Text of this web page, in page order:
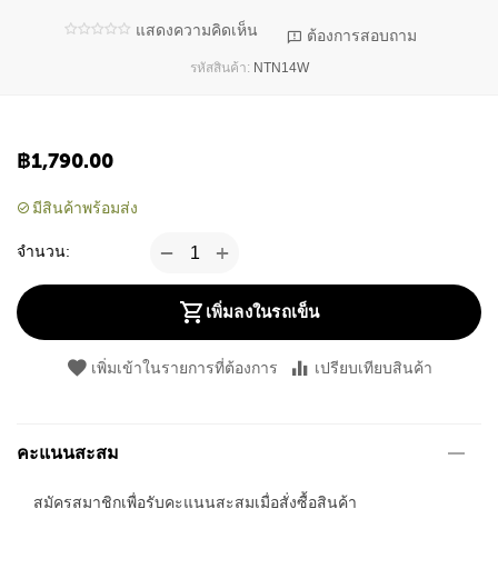
แสดงความคิดเห็น ต้องการสอบถาม
รหัสสินค้า: NTN14W
฿1,790.00
มีสินค้าพร้อมส่ง
จำนวน: +
−
เพิ่มลงในรถเข็น
เพิ่มเข้าในรายการที่ต้องการ เปรียบเทียบสินค้า
คะแนนสะสม
สมัครสมาชิกเพื่อรับคะแนนสะสมเมื่อสั่งซื้อสินค้า